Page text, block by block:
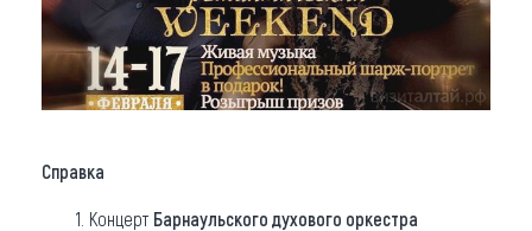
Справка
Концерт Барнаульского духового оркестра